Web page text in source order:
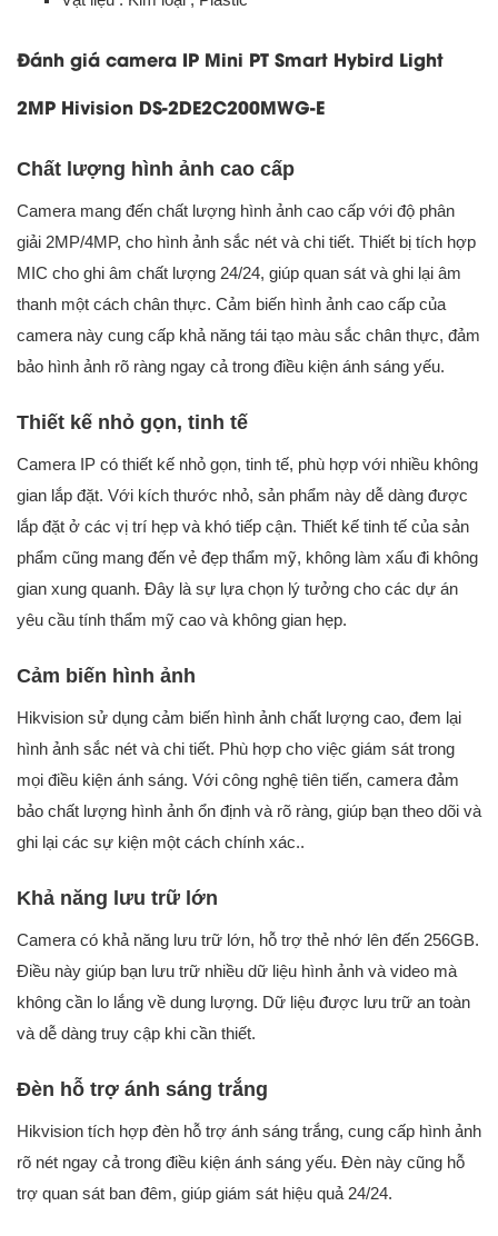
Đánh giá camera IP Mini PT Smart Hybird Light
2MP Hivision DS-2DE2C200MWG-E
Chất lượng hình ảnh cao cấp
Camera mang đến chất lượng hình ảnh cao cấp với độ phân
giải 2MP/4MP, cho hình ảnh sắc nét và chi tiết. Thiết bị tích hợp
MIC cho ghi âm chất lượng 24/24, giúp quan sát và ghi lại âm
thanh một cách chân thực. Cảm biến hình ảnh cao cấp của
camera này cung cấp khả năng tái tạo màu sắc chân thực, đảm
bảo hình ảnh rõ ràng ngay cả trong điều kiện ánh sáng yếu.
Thiết kế nhỏ gọn, tinh tế
Camera IP có thiết kế nhỏ gọn, tinh tế, phù hợp với nhiều không
gian lắp đặt. Với kích thước nhỏ, sản phẩm này dễ dàng được
lắp đặt ở các vị trí hẹp và khó tiếp cận. Thiết kế tinh tế của sản
phẩm cũng mang đến vẻ đẹp thẩm mỹ, không làm xấu đi không
gian xung quanh. Đây là sự lựa chọn lý tưởng cho các dự án
yêu cầu tính thẩm mỹ cao và không gian hẹp.
Cảm biến hình ảnh
Hikvision sử dụng cảm biến hình ảnh chất lượng cao, đem lại
hình ảnh sắc nét và chi tiết. Phù hợp cho việc giám sát trong
mọi điều kiện ánh sáng. Với công nghệ tiên tiến, camera đảm
bảo chất lượng hình ảnh ổn định và rõ ràng, giúp bạn theo dõi và
ghi lại các sự kiện một cách chính xác..
Khả năng lưu trữ lớn
Camera có khả năng lưu trữ lớn, hỗ trợ thẻ nhớ lên đến 256GB.
Điều này giúp bạn lưu trữ nhiều dữ liệu hình ảnh và video mà
không cần lo lắng về dung lượng. Dữ liệu được lưu trữ an toàn
và dễ dàng truy cập khi cần thiết.
Đèn hỗ trợ ánh sáng trắng
Hikvision tích hợp đèn hỗ trợ ánh sáng trắng, cung cấp hình ảnh
rõ nét ngay cả trong điều kiện ánh sáng yếu. Đèn này cũng hỗ
trợ quan sát ban đêm, giúp giám sát hiệu quả 24/24.